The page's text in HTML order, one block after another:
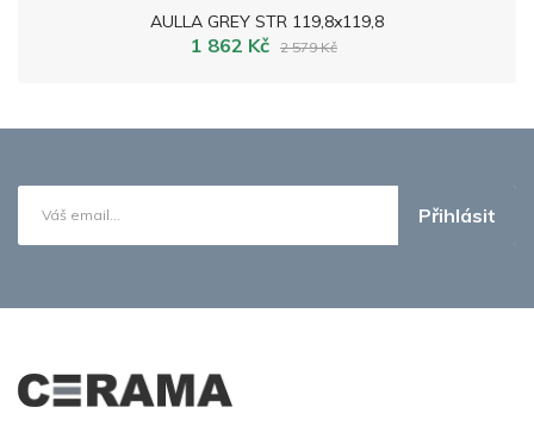
AULLA GREY STR 119,8x119,8
1 862 Kč 2 579 Kč
Přihlásit